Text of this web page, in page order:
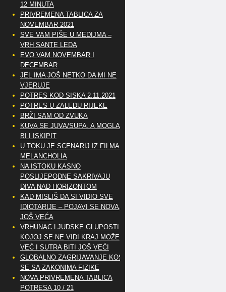
12 MINUTA
PRIVREMENA TABLICA ZA
NOVEMBAR 2021
SVE VAM PIŠE U MEDIJMA –
VRH SANTE LEDA
EVO VAM NOVEMBAR I
DECEMBAR
JEL IMA JOŠ NETKO DA MI NE
VJERUJE
POTRES KOD SISKA 2.11.2021
POTRES U ZALEĐU RIJEKE
BRŽI SAM OD ZVUKA
KUVA SE JUVA/SUPA, A MOGLA
BI I ISKIPIT
U TOKU JE SCENARIJ IZ FILMA
MELANCHOLIA
NA ISTOKU KASNO
POSLIJEPODNE SAKRIVAJU
DIVA NAD HORIZONTOM
KAD MISLIŠ DA SI VIDIO SVE
IDIOTARIJE – POJAVI SE NOVA,..
JOŠ VEĆA
VRHUNAC LJUDSKE GLUPOSTI
KOJOJ SE NE VIDI KRAJ MOŽE
VEĆ I SUTRA BITI JOŠ VEĆI
GLOBALNO ZAGRIJAVANJE KOSI
SE SA ZAKONIMA FIZIKE
NOVA PRIVREMENA TABLICA
POTRESA 10 / 21